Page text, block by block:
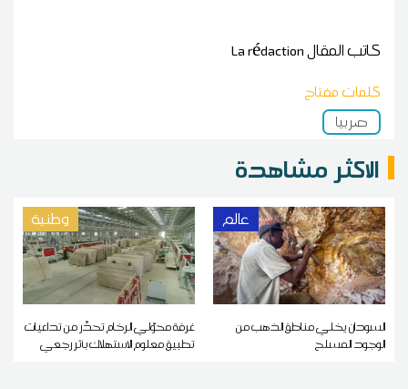
كاتب المقالLa rédaction
كلمات مفتاح
صربيا
الاكثر مشاهدة
عالم
السودان يخلي مناطق الذهب من
الوجود المسلح
وطنية
غرفة محوّلي الرخام تحذّر من تداعيات
تطبيق معلوم الاستهلاك بأثر رجعي